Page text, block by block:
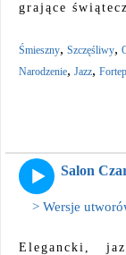
grające
Śmieszny, Szczęśliwy,
Narodzenie, Jazz,
Salon
> Wersje
Elegancki,